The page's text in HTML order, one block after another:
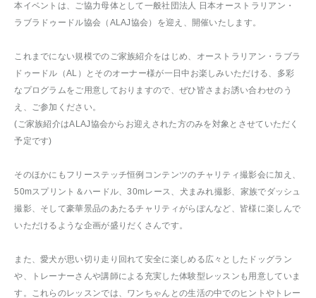
本イベントは、ご協力母体として一般社団法人 日本オーストラリアン・
ラブラドゥードル協会（ALAJ協会）を迎え、開催いたします。
これまでにない規模でのご家族紹介をはじめ、オーストラリアン・ラブラ
ドゥードル（AL）とそのオーナー様が一日中お楽しみいただける、多彩
なプログラムをご用意しておりますので、ぜひ皆さまお誘い合わせのう
え、ご参加ください。
(ご家族紹介はALAJ協会からお迎えされた方のみを対象とさせていただく
予定です)
そのほかにもフリーステッチ恒例コンテンツのチャリティ撮影会に加え、
50mスプリント＆ハードル、30mレース、犬まみれ撮影、家族でダッシュ
撮影、そして豪華景品のあたるチャリティがらぽんなど、皆様に楽しんで
いただけるような企画が盛りだくさんです。
また、愛犬が思い切り走り回れて安全に楽しめる広々としたドッグラン
や、トレーナーさんや講師による充実した体験型レッスンも用意していま
す。これらのレッスンでは、ワンちゃんとの生活の中でのヒントやトレー